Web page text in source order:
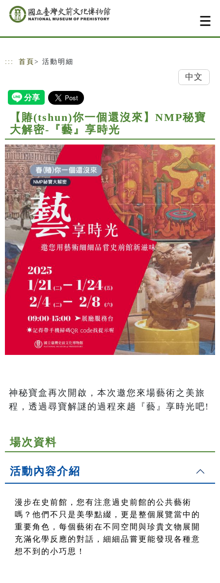
跳到主要內容
網站導覽
::: 首頁 > 活動明細
中文
【賰(tshun)你一個還沒來】NMP秘寶
大解密-『藝』享時光
神秘寶盒再次開啟，本次邀您來場藝術之美旅
程，透過尋寶解謎的過程來趟『藝』享時光吧!
場次資料
活動內容介紹
漫步在史前館，您有注意過史前館的公共藝術
嗎？他們不只是美學點綴，更是整個展覽當中的
重要角色，每個藝術在不同空間與珍貴文物展開
充滿化學反應的對話，細細品嘗更能發現各種意
想不到的小巧思！